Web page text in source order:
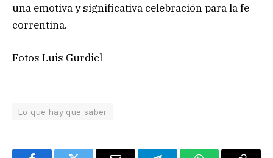
una emotiva y significativa celebración para la fe
correntina.
Fotos Luis Gurdiel
Lo que hay que saber